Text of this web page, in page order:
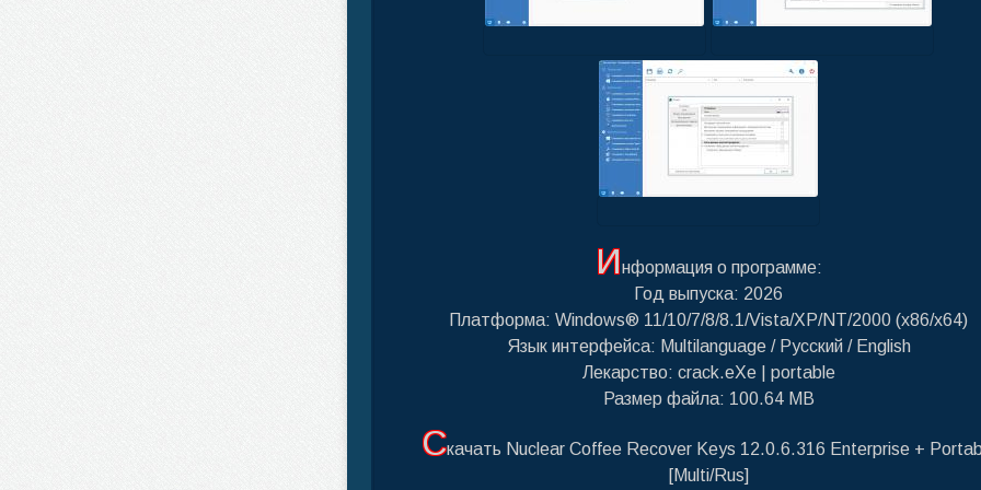
Информация о программе:
Год выпуска: 2026
Платформа: Windows® 11/10/7/8/8.1/Vista/XP/NT/2000 (x86/x64)
Язык интерфейса: Multilanguage / Русский / English
Лекарство: crack.eXe | portable
Размер файла: 100.64 MB
Скачать Nuclear Coffee Recover Keys 12.0.6.316 Enterprise +
[Multi/Rus]